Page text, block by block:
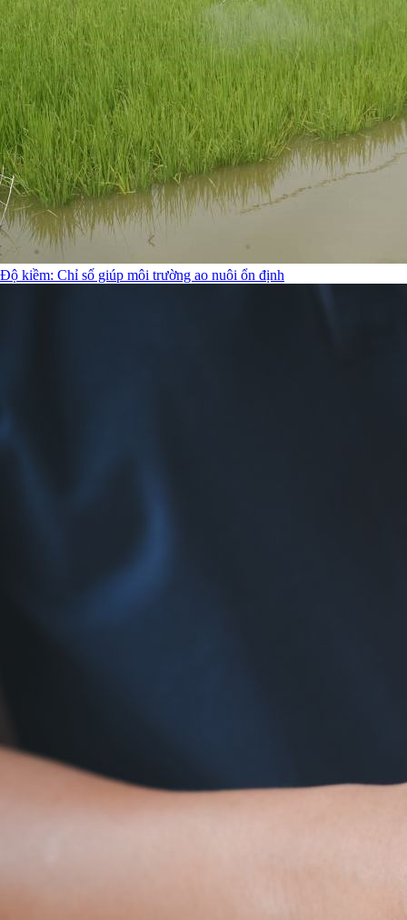
Độ kiềm: Chỉ số giúp môi trường ao nuôi ổn định